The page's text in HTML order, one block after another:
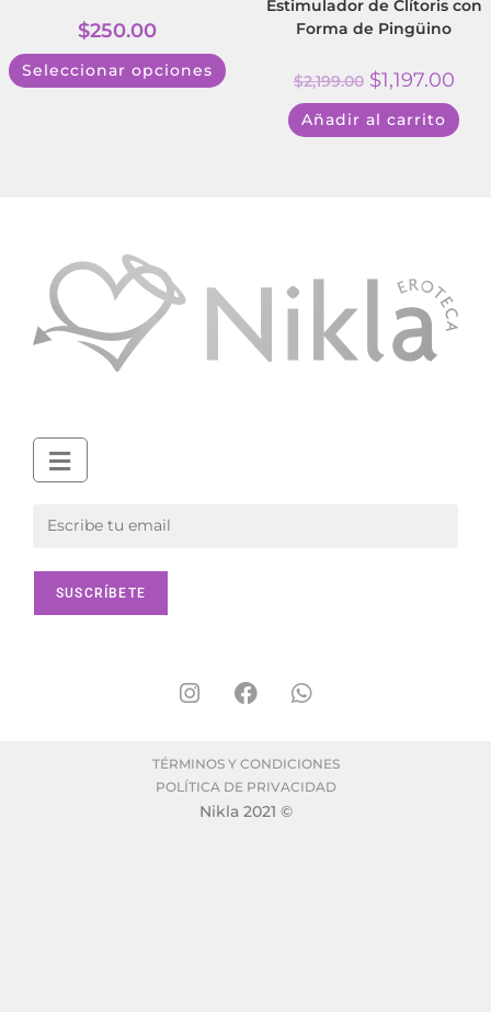
$250.00
Seleccionar opciones
Estimulador de Clítoris con
Forma de Pingüino
$2,199.00 $1,197.00
Añadir al carrito
TÉRMINOS Y CONDICIONES
POLÍTICA DE PRIVACIDAD
Nikla 2021 ©